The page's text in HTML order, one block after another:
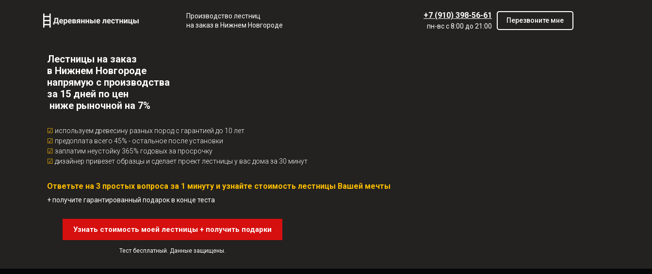
Производство лестниц
на заказ в Нижнем Новгороде
+7 (910) 398-56-61
пн-вс с 8:00 до 21:00
Перезвоните мне
Лестницы на заказ
в Нижнем Новгороде
напрямую с производства
за 15 дней по цен
ниже рыночной на 7%
☑ используем древесину разных пород с гарантией до 10 лет
☑ предоплата всего 45% - остальное после установки
☑ заплатим неустойку 365% годовых за просрочку
☑ дизайнер привезет образцы и сделает проект лестницы у вас дома за 30 минут
Ответьте на 3 простых вопроса за 1 минуту и узнайте стоимость лестницы Вашей мечты
+ получите гарантированный подарок в конце теста
Узнать стоимость моей лестницы + получить подарки
Тест бесплатный. Данные защищены.